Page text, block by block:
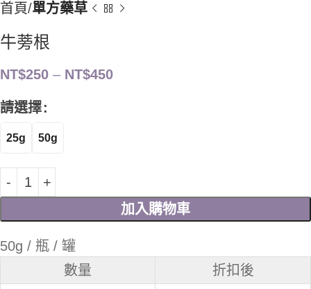
首頁 單方藥草
牛蒡根
NT$250 – NT$450
請選擇
25g 50g
加入購物車
50g / 瓶 / 罐
數量
折扣後